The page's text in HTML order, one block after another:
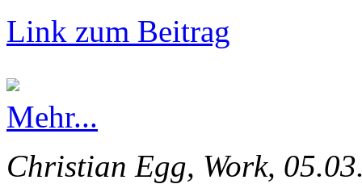
Link zum Beitrag
Mehr...
Christian Egg, Work,